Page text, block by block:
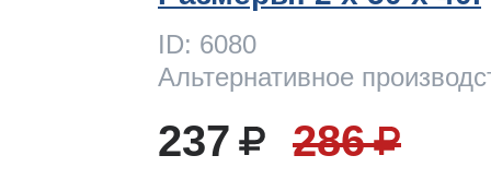
ID: 6080
Альтернативное
237 286